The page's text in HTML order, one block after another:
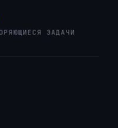
ЗАДАЧИ